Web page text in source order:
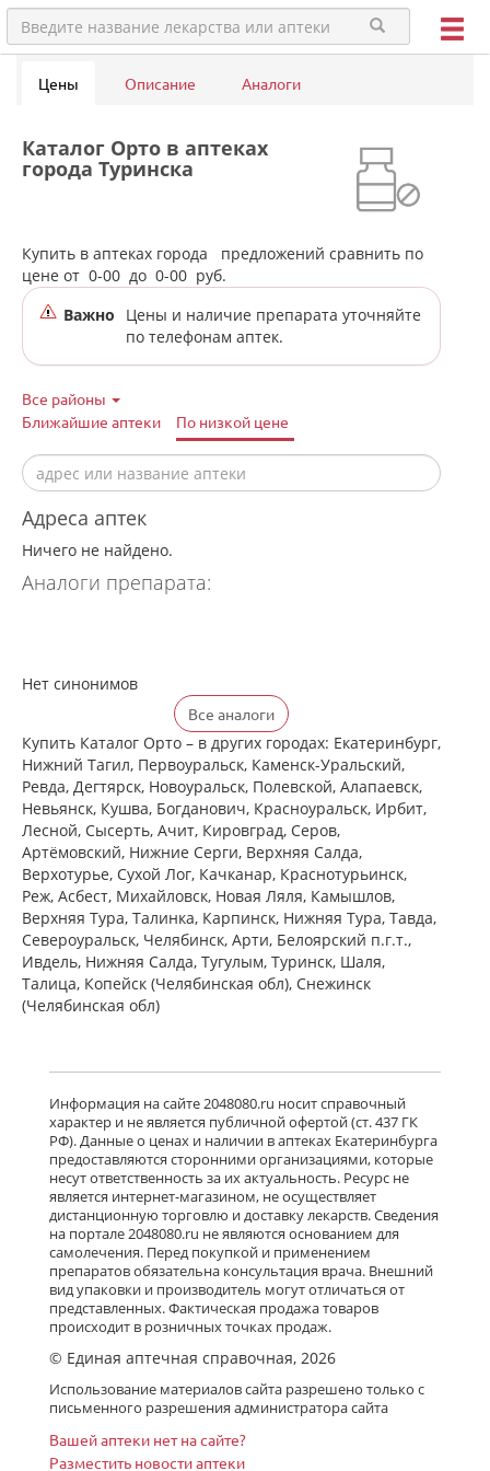
Цены Описание Аналоги
Каталог Орто в аптеках
города Туринска
Купить в аптеках города
предложений сравнить по
цене от 0-00 до 0-00 руб.
Важно
Цены и наличие препарата уточняйте
по телефонам аптек.
Все районы
Ближайшие аптеки
По низкой цене
Адреса аптек
Ничего не найдено.
Аналоги препарата:
Нет синонимов
Все аналоги
Купить Каталог Орто – в других городах: Екатеринбург,
Нижний Тагил, Первоуральск, Каменск-Уральский,
Ревда, Дегтярск, Новоуральск, Полевской, Алапаевск,
Невьянск, Кушва, Богданович, Красноуральск, Ирбит,
Лесной, Сысерть, Ачит, Кировград, Серов,
Артёмовский, Нижние Cерги, Верхняя Салда,
Верхотурье, Сухой Лог, Качканар, Краснотурьинск,
Реж, Асбест, Михайловск, Новая Ляля, Камышлов,
Верхняя Тура, Талинка, Карпинск, Нижняя Тура, Тавда,
Североуральск, Челябинск, Арти, Белоярский п.г.т.,
Ивдель, Нижняя Салда, Тугулым, Туринск, Шаля,
Талица, Копейск (Челябинская обл), Снежинск
(Челябинская обл)
Информация на сайте 2048080.ru носит справочный
характер и не является публичной офертой (ст. 437 ГК
РФ). Данные о ценах и наличии в аптеках Екатеринбурга
предоставляются сторонними организациями, которые
несут ответственность за их актуальность. Ресурс не
является интернет-магазином, не осуществляет
дистанционную торговлю и доставку лекарств. Сведения
на портале 2048080.ru не являются основанием для
самолечения. Перед покупкой и применением
препаратов обязательна консультация врача. Внешний
вид упаковки и производитель могут отличаться от
представленных. Фактическая продажа товаров
происходит в розничных точках продаж.
© Единая аптечная справочная, 2026
Использование материалов сайта разрешено только с
письменного разрешения администратора сайта
Вашей аптеки нет на сайте?
Разместить новости аптеки